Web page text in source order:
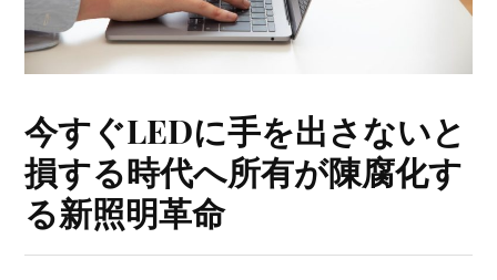
今すぐLEDに手を出さないと
損する時代へ所有が陳腐化す
る新照明革命